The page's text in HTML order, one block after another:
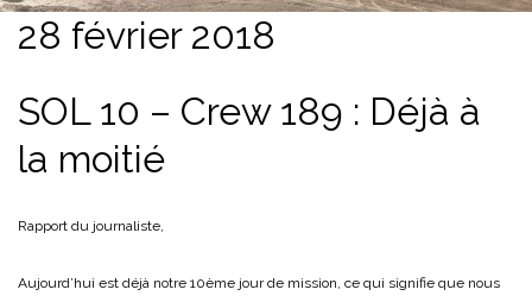
28 février 2018
SOL 10 – Crew 189 : Déjà à
la moitié
Rapport du journaliste,
Aujourd’hui est déjà notre 10ème jour de mission, ce qui signifie que nous